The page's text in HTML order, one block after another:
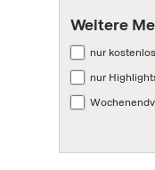
Weitere
nur kostenlos
nur